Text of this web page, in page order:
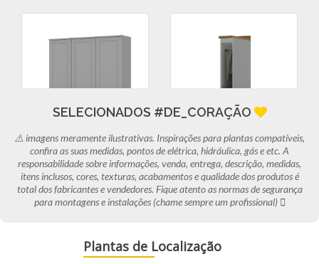
Loja Veneza
SELECIONADOS #DE_CORAÇÃO
⚠️ imagens meramente ilustrativas. Inspirações para plantas compatíveis,
confira as suas medidas, pontos de elétrica, hidráulica, gás e etc. A
responsabilidade sobre informações, venda, entrega, descrição, medidas,
itens inclusos, cores, texturas, acabamentos e qualidade dos produtos é
total dos fabricantes e vendedores. Fique atento as normas de segurança
para montagens e instalações (chame sempre um profissional) 
Plantas de Localização